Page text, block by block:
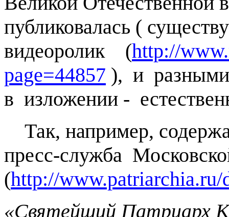
публиковалась (
видеоролик (http://
page=44857 ), и
в изложении -
Так, например,
пресс-служба
(http://
«Святейший Патриарх